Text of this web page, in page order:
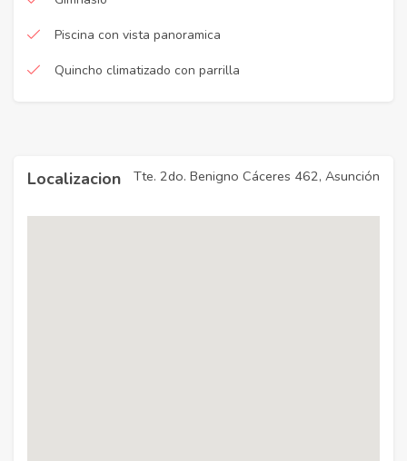
Piscina con vista panoramica
Quincho climatizado con parrilla
Localizacion Tte. 2do. Benigno Cáceres 462, Asunción